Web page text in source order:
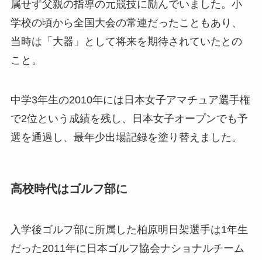
属せず父親の指導の元競技に励んでいました。小
学校の頃から全国大会の常連だったこともあり、
当時は「大器」として将来を期待されていたとの
こと。
中学3年生の2010年には日本女子アマチュア選手権
で2位という成績を残し、日本女子オープンでも予
選を通過し、最年少出場記録を塗り替えました。
高校時代はゴルフ部に
入学後ゴルフ部に所属した柏原明日架選手は1年生
だった2011年に日本ゴルフ協会ナショナルチーム